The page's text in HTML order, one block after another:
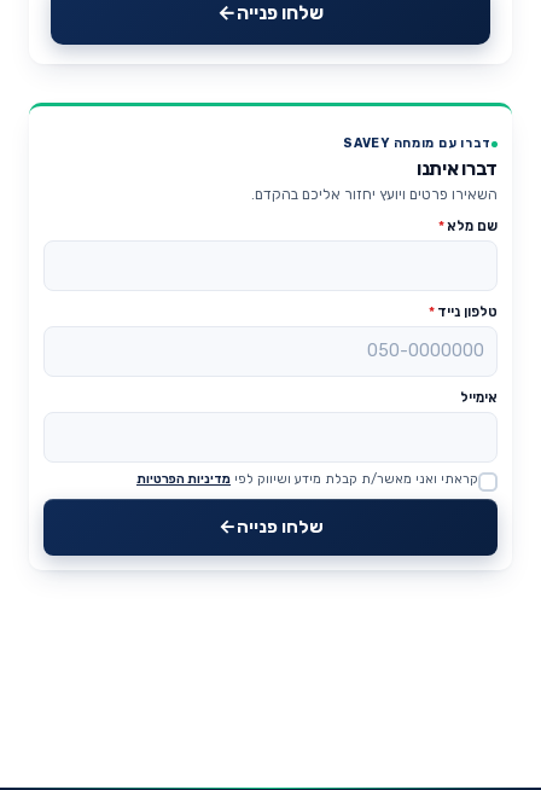
שלחו פנייה
דברו עם מומחה SAVEY
דברו איתנו
השאירו פרטים ויועץ יחזור אליכם בהקדם.
שם מלא*
טלפון נייד *
אימייל
Website
קראתי ואני מאשר/ת קבלת מידע ושיווק לפי מדיניות הפרטיות
שלחו פנייה